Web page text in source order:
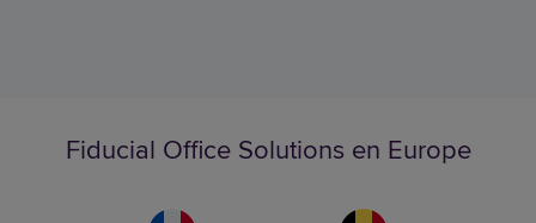
Fiducial Office Solutions en Europe